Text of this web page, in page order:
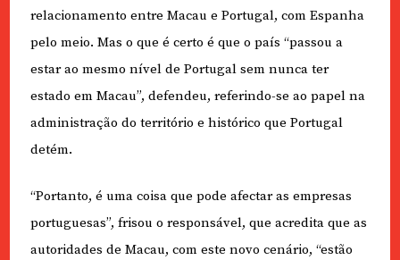
relacionamento entre Macau e Portugal, com Espanha
pelo meio. Mas o que é certo é que o país “passou a
estar ao mesmo nível de Portugal sem nunca ter
estado em Macau”, defendeu, referindo-se ao papel na
administração do território e histórico que Portugal
detém.
“Portanto, é uma coisa que pode afectar as empresas
portuguesas”, frisou o responsável, que acredita que as
autoridades de Macau, com este novo cenário, “estão